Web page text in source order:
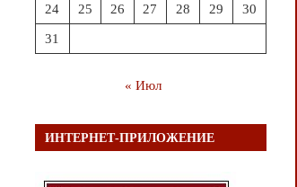
24 25 26 27 28 29 30
31
« Июл
ИНТЕРНЕТ-ПРИЛОЖЕНИЕ